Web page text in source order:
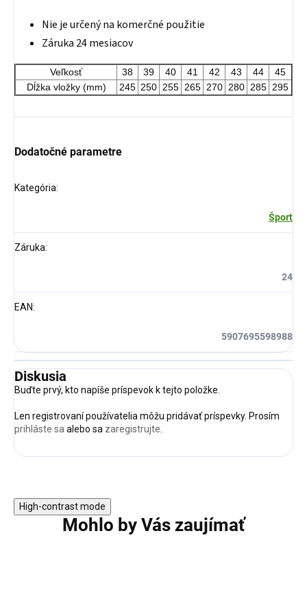
Nie je určený na komerčné použitie
Záruka 24 mesiacov
Veľkosť 38 39 40 41 42 43 44
45
Dĺžka vložky (mm)
245 250 255 265 270 280 285 295
Dodatočné parametre
Kategória:
Šport
Záruka:
24
EAN:
5907695598988
Diskusia
Buďte prvý, kto napíše príspevok k tejto položke.
Len registrovaní používatelia môžu pridávať príspevky. Prosím
prihláste sa alebo sa zaregistrujte
High-contrast mode
Mohlo by Vás zaujímať